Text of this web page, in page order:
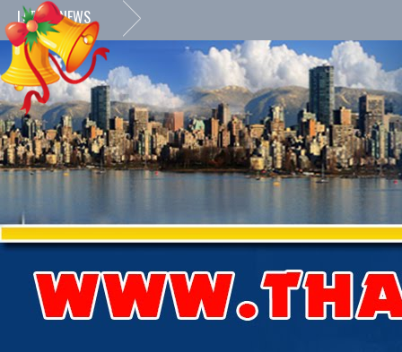
LATEST NEWS